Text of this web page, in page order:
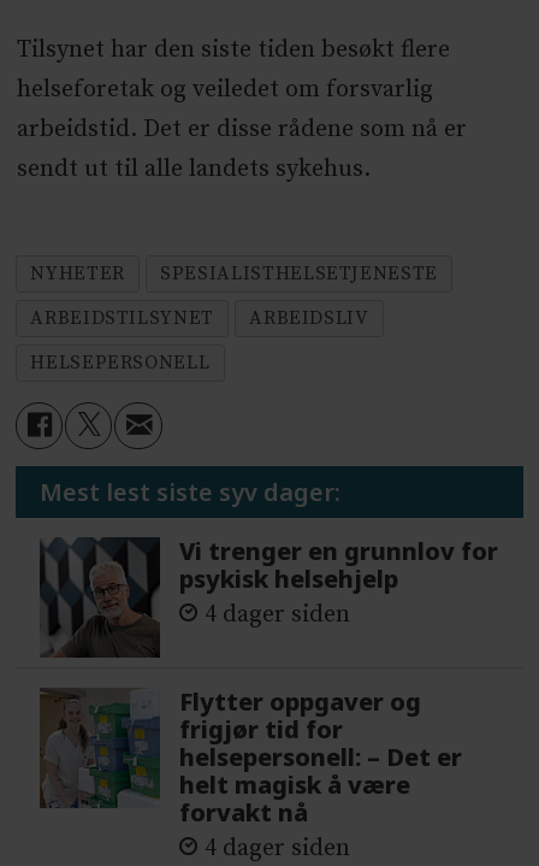
Tilsynet har den siste tiden besøkt flere
helseforetak og veiledet om forsvarlig
arbeidstid. Det er disse rådene som nå er
sendt ut til alle landets sykehus.
NYHETER
SPESIALISTHELSETJENESTE
ARBEIDSTILSYNET
ARBEIDSLIV
HELSEPERSONELL
Mest lest siste syv dager:
Vi trenger en grunnlov for
psykisk helsehjelp
4 dager siden
Flytter oppgaver og
frigjør tid for
helsepersonell: – Det er
helt magisk å være
forvakt nå
4 dager siden